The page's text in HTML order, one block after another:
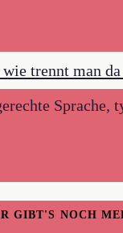
GIBT'S NOCH